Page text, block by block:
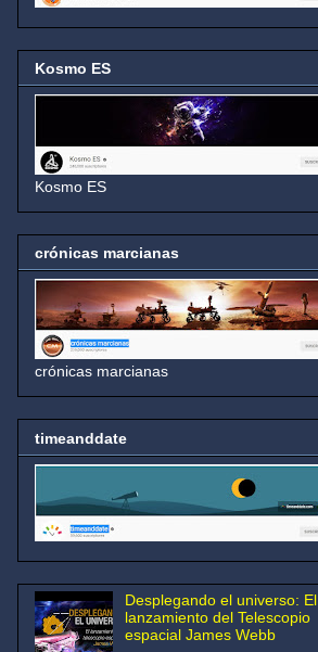
Kosmo ES
Kosmo ES
crónicas marcianas
crónicas marcianas
timeanddate
Desplegando el universo: El
lanzamiento del Telescopio
espacial James Webb